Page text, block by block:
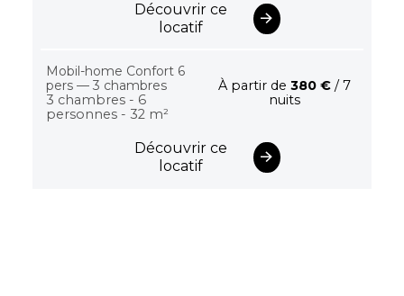
Découvrir ce
locatif
Mobil-home Confort 6
pers — 3 chambres
3 chambres - 6
personnes - 32 m²
À partir de380 € / 7
nuits
Découvrir ce
locatif